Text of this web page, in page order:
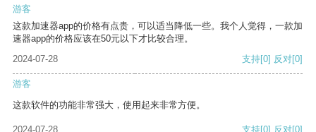
游客
这款加速器app的价格有点贵，可以适当降低一些。我个人觉得，一款加
速器app的价格应该在50元以下才比较合理。
2024-07-28
支持[0] 反对[0]
游客
这款软件的功能非常强大，使用起来非常方便。
2024-07-28 支持[0] 反对[0]